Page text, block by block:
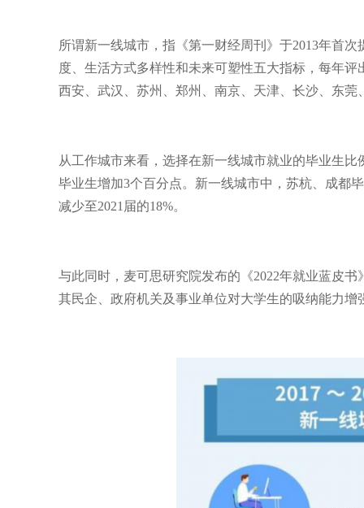
所谓新一线城市，指《第一财经周刊》于2013年首
度、生活方式多样性和未来可塑性五大指标，每年
西安、武汉、苏州、郑州、南京、天津、长沙、东莞
从工作城市来看，选择在新一线城市就业的毕业生
毕业生增加3个百分点。新一线城市中，苏杭、成都
减少至2021届的18%。
与此同时，麦可思研究院发布的《2022年就业蓝皮
其民企、政府机关及事业单位对大学生的吸纳能力增